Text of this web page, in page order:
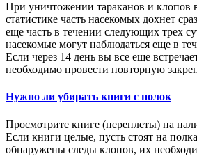
При уничтожении тараканов и клопов
статистике часть насекомых дохнет
еще часть в течении следующих трех
насекомые могут наблюдаться еще в
Если через 14 день вы все еще
необходимо провести повторную
Нужно ли убирать книги с полок
Просмотрите книге (переплеты) на
Если книги целые, пусть стоят на
обнаружены следы клопов, их